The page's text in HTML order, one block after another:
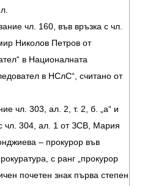
чл. 160, във връзка с чл.
Николов Петров от
в Националната
в НСлС“, считано от
чл. 303, ал. 2, т. 2, б. „а“ и
чл. 304, ал. 1 от ЗСВ, Мария
– прокурор във
с ранг „прокурор
почетен знак първа степен